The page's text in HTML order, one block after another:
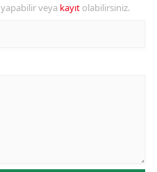
yapabilir veya kayıt olabilirsiniz.